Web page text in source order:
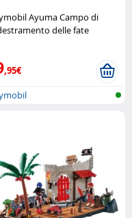
Ayuma Campo di
delle fate
,95€